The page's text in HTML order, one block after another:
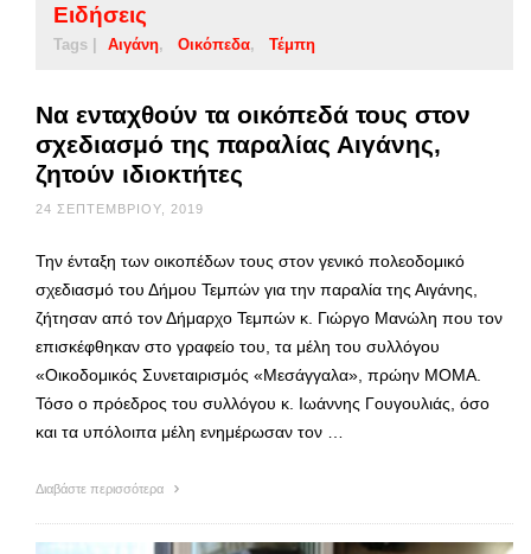
Ειδήσεις
Tags | Αιγάνη Οικόπεδα Τέμπη
Να ενταχθούν τα οικόπεδά τους στον
σχεδιασμό της παραλίας Αιγάνης,
ζητούν ιδιοκτήτες
24 ΣΕΠΤΕΜΒΡΊΟΥ, 2019
Την ένταξη των οικοπέδων τους στον γενικό πολεοδομικό
σχεδιασμό του Δήμου Τεμπών για την παραλία της Αιγάνης,
ζήτησαν από τον Δήμαρχο Τεμπών κ. Γιώργο Μανώλη που τον
επισκέφθηκαν στο γραφείο του, τα μέλη του συλλόγου
«Οικοδομικός Συνεταιρισμός «Μεσάγγαλα», πρώην ΜΟΜΑ.
Τόσο ο πρόεδρος του συλλόγου κ. Ιωάννης Γουγουλιάς, όσο
και τα υπόλοιπα μέλη ενημέρωσαν τον …
Διαβάστε περισσότερα